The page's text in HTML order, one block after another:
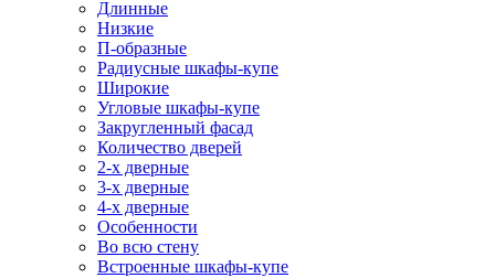
Длинные
Низкие
П-образные
Радиусные шкафы-купе
Широкие
Угловые шкафы-купе
Закругленный фасад
Количество дверей
2-х дверные
3-х дверные
4-х дверные
Особенности
Во всю стену
Встроенные шкафы-купе